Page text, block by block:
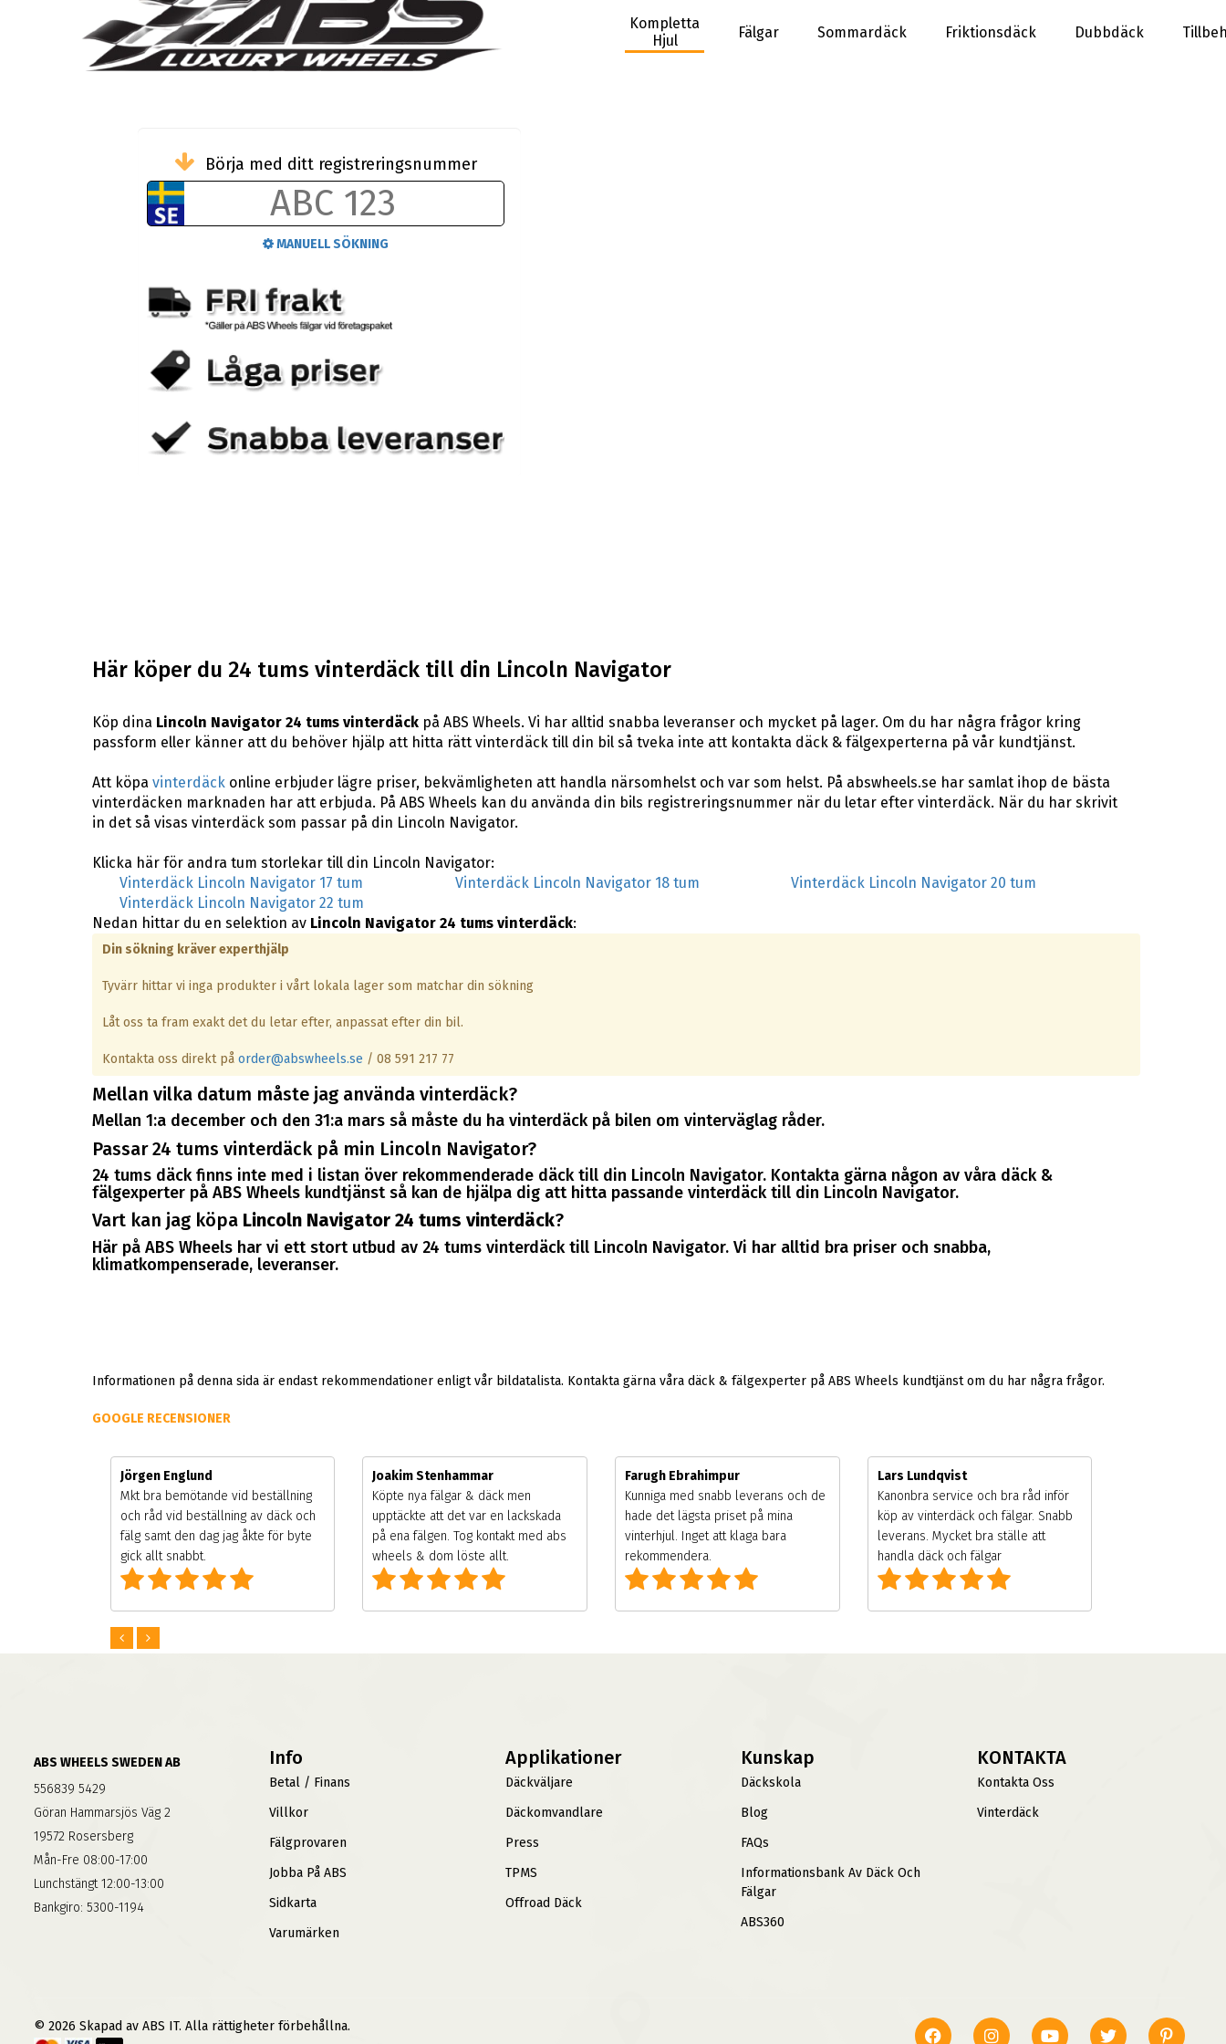
Kompletta
Hjul
Fälgar Sommardäck Friktionsdäck Dubbdäck
Börja med ditt registreringsnummer
MANUELL SÖKNING
Här köper du 24 tums vinterdäck till din Lincoln Navigator
Köp dina Lincoln Navigator 24 tums vinterdäckpå ABS Wheels. Vi har alltid snabba leveranser och mycket på lager. Om du har några frågor kring
passform eller känner att du behöver hjälp att hitta rätt vinterdäck till din bil så tveka inte att kontakta däck & fälgexperterna på vår kundtjänst.
Att köpa vinterdäckonline erbjuder lägre priser, bekvämligheten att handla närsomhelst och var som helst. På abswheels.se har samlat ihop de bästa
vinterdäcken marknaden har att erbjuda. På ABS Wheels kan du använda din bils registreringsnummer när du letar efter vinterdäck. När du har skrivit
in det så visas vinterdäck som passar på din Lincoln Navigator.
Klicka här för andra tum storlekar till din Lincoln Navigator:
Vinterdäck Lincoln Navigator 17 tum
Vinterdäck Lincoln Navigator 18 tum
Vinterdäck Lincoln Navigator 20 tum
Vinterdäck Lincoln Navigator 22 tum
Nedan hittar du en selektion av Lincoln Navigator 24 tums vinterdäck:
Din sökning kräver experthjälp
Tyvärr hittar vi inga produkter i vårt lokala lager som matchar din sökning
Låt oss ta fram exakt det du letar efter, anpassat efter din bil.
Kontakta oss direkt på order@abswheels.se / 08 591 217 77
Mellan vilka datum måste jag använda vinterdäck?
Mellan 1:a december och den 31:a mars så måste du ha vinterdäck på bilen om vinterväglag råder.
Passar 24 tums vinterdäck på min Lincoln Navigator?
24 tums däck finns inte med i listan över rekommenderade däck till din Lincoln Navigator. Kontakta gärna någon av våra däck &
fälgexperter på ABS Wheels kundtjänst så kan de hjälpa dig att hitta passande vinterdäck till din Lincoln Navigator.
Vart kan jag köpa Lincoln Navigator 24 tums vinterdäck?
Här på ABS Wheels har vi ett stort utbud av 24 tums vinterdäck till Lincoln Navigator. Vi har alltid bra priser och snabba,
klimatkompenserade, leveranser.
Informationen på denna sida är endast rekommendationer enligt vår bildatalista. Kontakta gärna våra däck & fälgexperter på ABS Wheels kundtjänst om du har några frågor.
GOOGLE RECENSIONER
Jörgen Englund
Mkt bra bemötande vid beställning
och råd vid beställning av däck och
fälg samt den dag jag åkte för byte
gick allt snabbt.
Joakim Stenhammar
Köpte nya fälgar & däck men
upptäckte att det var en lackskada
på ena fälgen. Tog kontakt med abs
wheels & dom löste allt.
Farugh Ebrahimpur
Kunniga med snabb leverans och de
hade det lägsta priset på mina
vinterhjul. Inget att klaga bara
rekommendera.
Lars Lundqvist
Kanonbra service och bra råd inför
köp av vinterdäck och fälgar. Snabb
leverans. Mycket bra ställe att
handla däck och fälgar
ABS WHEELS SWEDEN AB
556839 5429
Göran Hammarsjös Väg 2
19572 Rosersberg
Mån-Fre 08:00-17:00
Lunchstängt 12:00-13:00
Bankgiro: 5300-1194
Info
Betal / Finans
Villkor
Fälgprovaren
Jobba På ABS
Sidkarta
Varumärken
Applikationer
Däckväljare
Däckomvandlare
Press
TPMS
Offroad Däck
Kunskap
Däckskola
Blog
FAQs
Informationsbank Av Däck Och
Fälgar
ABS360
KONTAKTA
Kontakta Oss
Vinterdäck
© 2026 Skapad av ABS IT. Alla rättigheter förbehållna.